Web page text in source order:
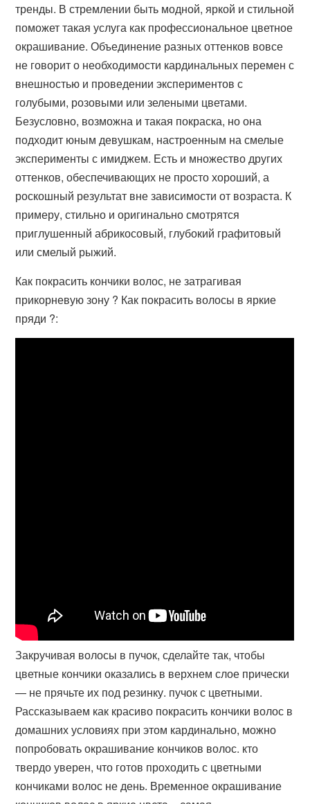
тренды. В стремлении быть модной, яркой и стильной
поможет такая услуга как профессиональное цветное
окрашивание. Объединение разных оттенков вовсе
не говорит о необходимости кардинальных перемен с
внешностью и проведении экспериментов с
голубыми, розовыми или зелеными цветами.
Безусловно, возможна и такая покраска, но она
подходит юным девушкам, настроенным на смелые
эксперименты с имиджем. Есть и множество других
оттенков, обеспечивающих не просто хороший, а
роскошный результат вне зависимости от возраста. К
примеру, стильно и оригинально смотрятся
приглушенный абрикосовый, глубокий графитовый
или смелый рыжий.
Как покрасить кончики волос, не затрагивая
прикорневую зону ? Как покрасить волосы в яркие
пряди ?:
Закручивая волосы в пучок, сделайте так, чтобы
цветные кончики оказались в верхнем слое прически
— не прячьте их под резинку. пучок с цветными.
Рассказываем как красиво покрасить кончики волос в
домашних условиях при этом кардинально, можно
попробовать окрашивание кончиков волос. кто
твердо уверен, что готов проходить с цветными
кончиками волос не день​. Временное окрашивание